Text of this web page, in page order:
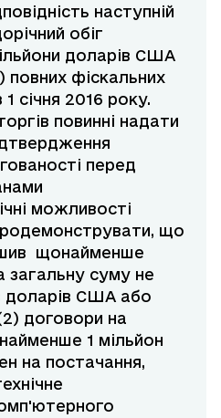
наступній
обіг
доларів США
повних фіскальних
січня 2016 року.
повинні надати
перед
можливості
що
щонайменше
загальну суму не
доларів США або
договори на
1 мільйон
на постачання,